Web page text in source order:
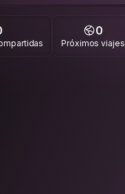
0
Próximos viajes